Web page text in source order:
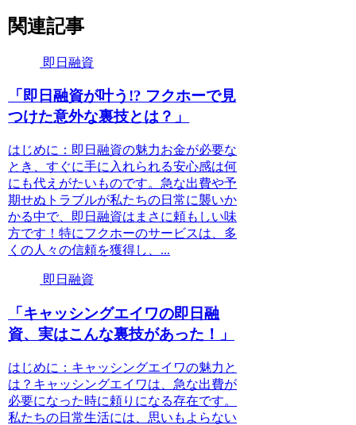
関連記事
即日融資
「即日融資が叶う!? フクホーで見
つけた意外な裏技とは？」
はじめに：即日融資の魅力お金が必要な
とき、すぐに手に入れられる安心感は何
にも代えがたいものです。急な出費や予
期せぬトラブルが私たちの日常に襲いか
かる中で、即日融資はまさに頼もしい味
方です！特にフクホーのサービスは、多
くの人々の信頼を獲得し、...
即日融資
「キャッシングエイワの即日融
資、実はこんな裏技があった！」
はじめに：キャッシングエイワの魅力と
は？キャッシングエイワは、急な出費が
必要になった時に頼りになる存在です。
私たちの日常生活には、思いもよらない